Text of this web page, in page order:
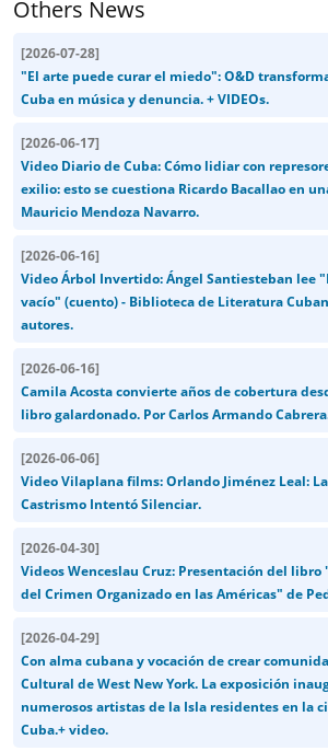
Others News
[2026-07-28]
"El arte puede curar el miedo": O&D
Cuba en música y denuncia. + VIDEOs.
[2026-06-17]
Video Diario de Cuba: Cómo lidiar con
exilio: esto se cuestiona Ricardo Bacallao en
Mauricio Mendoza Navarro.
[2026-06-16]
Video Árbol Invertido: Ángel Santiesteban lee
vacío" (cuento) - Biblioteca de Literatura
autores.
[2026-06-16]
Camila Acosta convierte años de cobertura
libro galardonado. Por Carlos Armando
[2026-06-06]
Video Vilaplana films: Orlando Jiménez Leal:
Castrismo Intentó Silenciar.
[2026-04-30]
Videos Wenceslau Cruz: Presentación del libro
del Crimen Organizado en las Américas" de
[2026-04-29]
Con alma cubana y vocación de crear
Cultural de West New York. La exposición
numerosos artistas de la Isla residentes en la
Cuba.+ video.